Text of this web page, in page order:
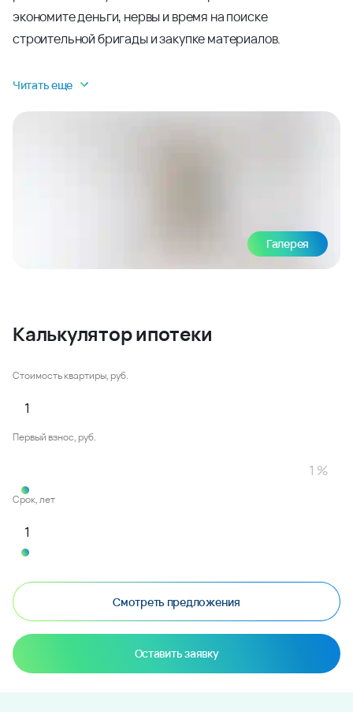
экономите деньги, нервы и время на поиске
строительной бригады и закупке материалов.
Читать еще
Галерея
Калькулятор ипотеки
Стоимость квартиры, руб.
Первый взнос, руб.
Срок, лет
Смотреть предложения
Оставить заявку